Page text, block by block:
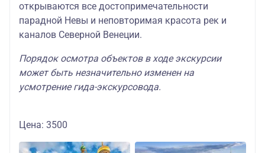
открываются все достопримечательности
парадной Невы и неповторимая красота рек и
каналов Северной Венеции.
Порядок осмотра объектов в ходе экскурсии
может быть незначительно изменен на
усмотрение гида-экскурсовода.
Цена: 3500